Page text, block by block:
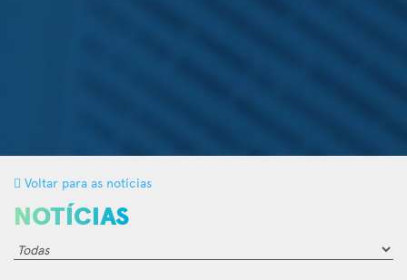
Voltar para as notícias
NOTÍCIAS